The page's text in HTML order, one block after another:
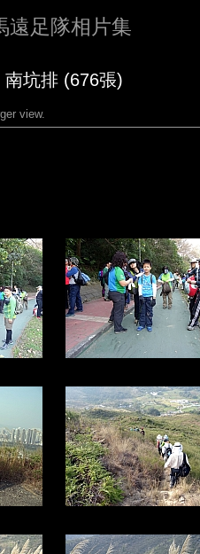
遠足隊相片集
坑排 (676張)
view.